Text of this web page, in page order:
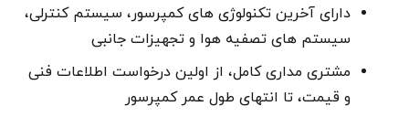
دارای آخرین تکنولوژی های کمپرسور، سیستم کنترلی،
سیستم های تصفیه هوا و تجهیزات جانبی
مشتری مداری کامل، از اولین درخواست اطلاعات فنی
و قیمت، تا انتهای طول عمر کمپرسور